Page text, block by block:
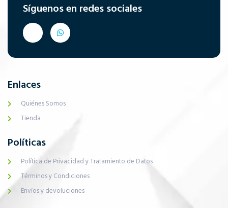
Síguenos en redes sociales
Enlaces
Quiénes Somos
Tienda
Políticas
Política de Privacidad y Tratamiento de Datos
Términos y Condiciones
Envíos y devoluciones